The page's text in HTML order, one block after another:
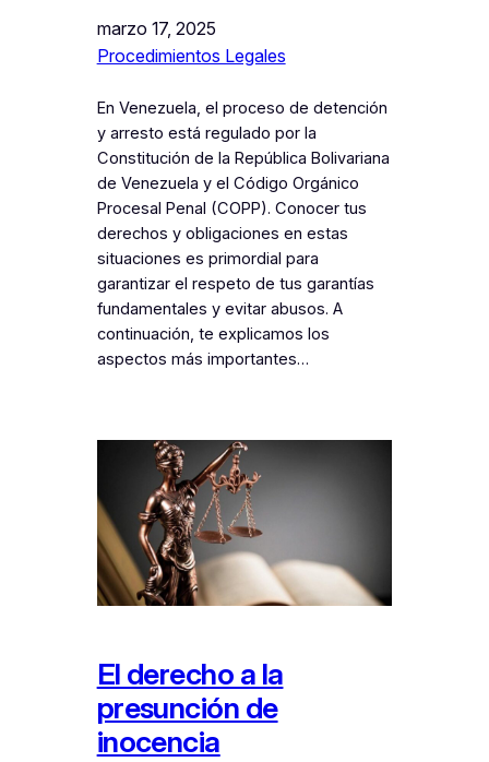
marzo 17, 2025
Procedimientos Legales
En Venezuela, el proceso de detención
y arresto está regulado por la
Constitución de la República Bolivariana
de Venezuela y el Código Orgánico
Procesal Penal (COPP). Conocer tus
derechos y obligaciones en estas
situaciones es primordial para
garantizar el respeto de tus garantías
fundamentales y evitar abusos. A
continuación, te explicamos los
aspectos más importantes…
El derecho a la
presunción de
inocencia